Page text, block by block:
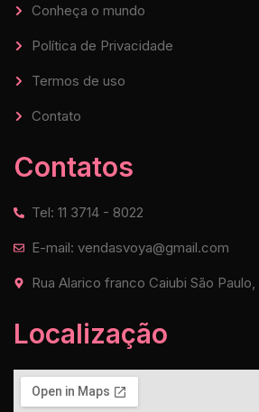
Conheça o mundo
Política de Privacidade
Termos de uso
Contato
Contatos
Tel: 11 3714 - 8022
E-mail: vendasvoya@gmail.com
Rua Alarico franco Caiubi São Paulo,
Localização